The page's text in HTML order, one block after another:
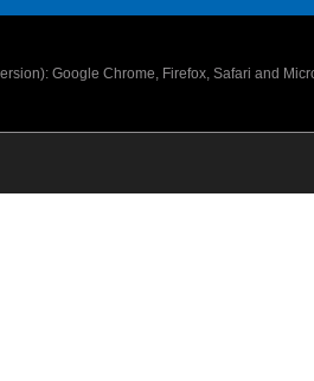
Google Chrome, Firefox, Safari and